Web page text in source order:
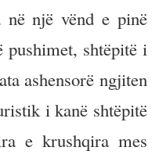
një vënd e pinë
pushimet, shtëpitë i
ashensorë ngjiten
i kanë shtëpitë
e krushqira mes